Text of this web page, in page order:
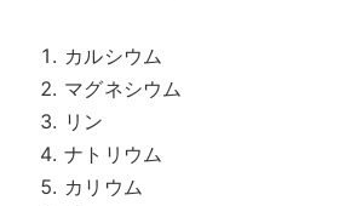
カルシウム
マグネシウム
リン
ナトリウム
カリウム